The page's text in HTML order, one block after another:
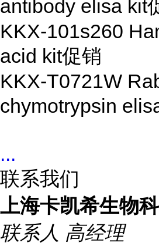
antibody elisa kit
KKX-101s260
acid kit促销
KKX-T0721W
chymotrypsin
...
联系我们
上海卡凯希生物
联系人 高经理